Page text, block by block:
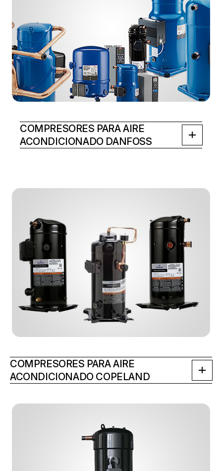
COMPRESORES PARA AIRE
ACONDICIONADO DANFOSS
COMPRESORES PARA AIRE
ACONDICIONADO COPELAND